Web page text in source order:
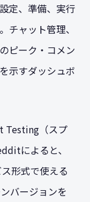
定、準備、実行
チャット管理、
ピーク・コメン
示すダッシュボ
Testing（スプ
によると、
形式で使える
バージョンを